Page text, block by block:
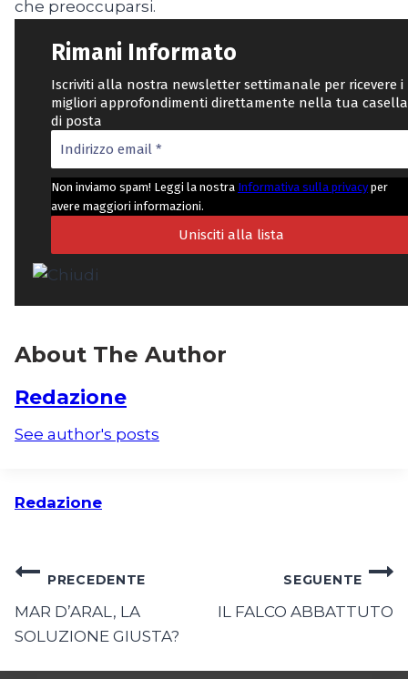
che preoccuparsi.
Rimani Informato
Iscriviti alla nostra newsletter settimanale per ricevere i
migliori approfondimenti direttamente nella tua casella
di posta
Non inviamo spam! Leggi la nostra Informativa sulla privacyper
avere maggiori informazioni.
About The Author
Redazione
See author's posts
Redazione
Navigazione
articoli
PRECEDENTE
MAR D’ARAL, LA
SOLUZIONE GIUSTA?
SEGUENTE
IL FALCO ABBATTUTO